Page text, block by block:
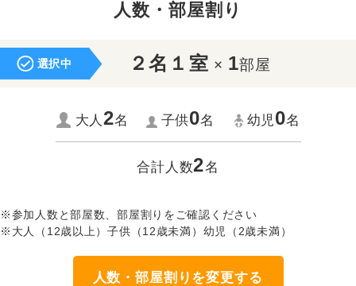
人数・部屋割り
選択中 ２名１室 × 1部屋
大人2名 子供0名 幼児0名
合計人数2名
※参加人数と部屋数、部屋割りをご確認ください
※大人（12歳以上）子供（12歳未満）幼児（2歳未満）
人数・部屋割りを変更する